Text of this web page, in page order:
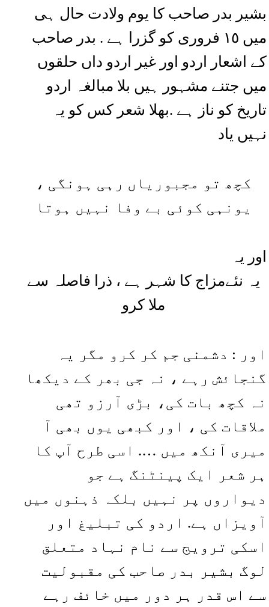
بشیر بدر صاحب کا یوم ولادت حال ہی
میں ١٥ فروری کو گزرا ہے . بدر صاحب
کے اشعار اردو اور غیر اردو داں حلقوں
میں جتنے مشہور ہیں بلا مبالغہ اردو
تاریخ کو ناز ہے .بھلا شعر کس کو یہ
نہیں یاد
کچھ تو مجبوریاں رہی ہونگی ،
یونہی کوئی بے وفا نہیں ہوتا
اور یہ
یہ نئےمزاج کا شہر ہے ، ذرا فاصلہ سے
ملا کرو
اور : دشمنی جم کر کرو مگر یہ
گنجائش رہے ، نہ جی بھر کے دیکھا
نہ کچھ بات کی، بڑی آرزو تھی
ملاقات کی ، اور کبھی یوں بھی آ
میری آنکھ میں …. اسی طرح آپ کا
ہر شعر ایک پینٹنگ ہے جو
دیواروں پر نہیں بلکہ ذہنوں میں
آویزاں ہے. اردو کی تبلیغ اور
اسکی ترویج سے نام نہاد متعلق
لوگ بشیر بدر صاحب کی مقبولیت
سے اس قدر ہر دور میں خائف رہے